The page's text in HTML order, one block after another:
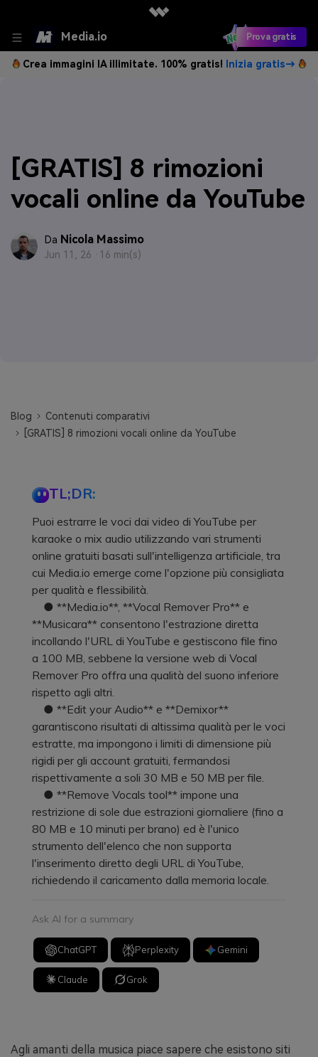
Media.io Prova gratis
Crea immagini IA illimitate. 100% gratis! Inizia gratis→
[GRATIS] 8 rimozioni
vocali online da YouTube
Da Nicola Massimo
Jun 11, 26 · 16 min(s)
Blog
Contenuti comparativi
[GRATIS] 8 rimozioni vocali online da YouTube
TL;DR:
Puoi estrarre le voci dai video di YouTube per
karaoke o mix audio utilizzando vari strumenti
online gratuiti basati sull'intelligenza artificiale, tra
cui Media.io emerge come l'opzione più consigliata
per qualità e flessibilità.
● **Media.io**, **Vocal Remover Pro** e
**Musicara** consentono l'estrazione diretta
incollando l'URL di YouTube e gestiscono file fino
a 100 MB, sebbene la versione web di Vocal
Remover Pro offra una qualità del suono inferiore
rispetto agli altri.
● **Edit your Audio** e **Demixor**
garantiscono risultati di altissima qualità per le voci
estratte, ma impongono i limiti di dimensione più
rigidi per gli account gratuiti, fermandosi
rispettivamente a soli 30 MB e 50 MB per file.
● **Remove Vocals tool** impone una
restrizione di sole due estrazioni giornaliere (fino a
80 MB e 10 minuti per brano) ed è l'unico
strumento dell'elenco che non supporta
l'inserimento diretto degli URL di YouTube,
richiedendo il caricamento dalla memoria locale.
Ask AI for a summary
ChatGPT Perplexity Gemini
Claude Grok
Agli amanti della musica piace sapere che esistono siti